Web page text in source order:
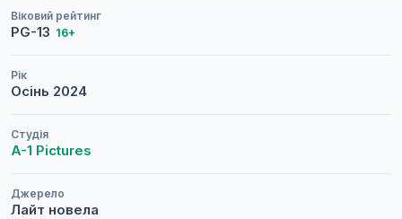
Віковий рейтинг
PG-13 16+
Рік
Осінь 2024
Студія
A-1 Pictures
Джерело
Лайт новела